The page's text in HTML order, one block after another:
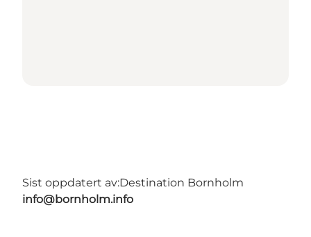
Sist oppdatert av:Destination Bornholm
info@bornholm.info